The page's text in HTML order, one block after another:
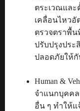
ตระเวณและ
เคลื่อนไหวอั
ตรวจตราพื้
ปรับปรุงประ
ปลอดภัยให้
Human &
จำแนกบุคค
อื่น ๆ ทำให้แ